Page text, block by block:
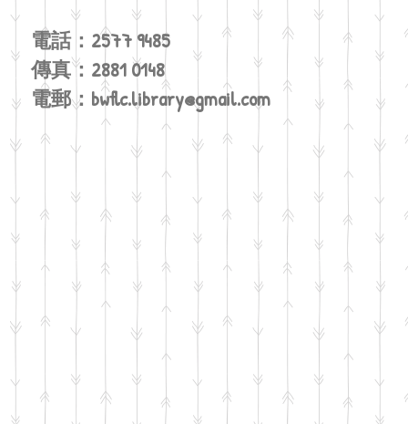
電話：2577 9485
傳真：2881 0148
電郵： bwflc.library@gmail.com